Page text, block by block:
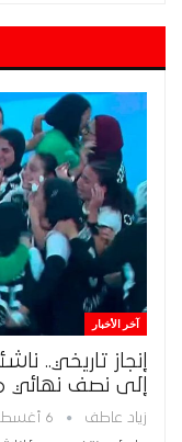
آخر الأخبار
إنجاز تاريخي..
إلى نصف نهائي
زياد عاطف 6 أغسطس 2026